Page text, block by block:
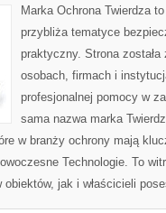
Marka Ochrona Twierdza
przybliża tematyce
praktyczny. Strona
osobach, firmach i
profesjonalnej pomocy w
sama nazwa marka
w branży ochrony mają
Technologie. To
obiektów, jak i właścicieli